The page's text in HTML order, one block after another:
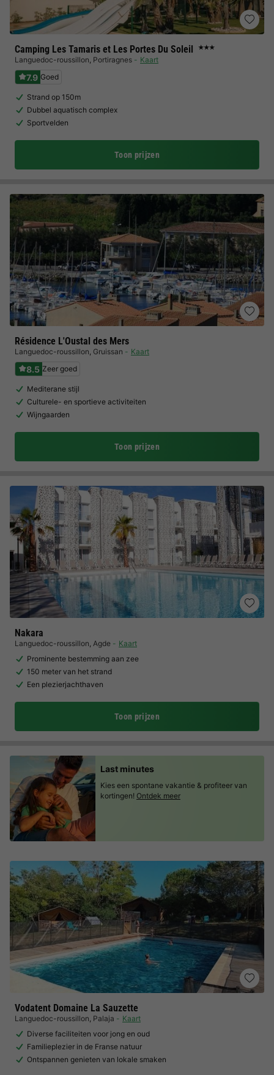
Camping Les Tamaris et Les Portes Du Soleil ★★★
Languedoc-roussillon, Portiragnes Kaart
7.9 Goed
Strand op 150m
Dubbel aquatisch complex
Sportvelden
Toon prijzen
Résidence L'Oustal des Mers
Languedoc-roussillon, Gruissan Kaart
8.5 Zeer goed
Mediterane stijl
Culturele- en sportieve activiteiten
Wijngaarden
Toon prijzen
Nakara
Languedoc-roussillon, Agde
Kaart
Prominente bestemming aan zee
150 meter van het strand
Een plezierjachthaven
Toon prijzen
Vodatent Domaine La Sauzette
Languedoc-roussillon, Palaja
Kaart
Diverse faciliteiten voor jong en oud
Familieplezier in de Franse natuur
Ontspannen genieten van lokale smaken
Last minutes
Kies een spontane vakantie & profiteer van
kortingen! Ontdek meer